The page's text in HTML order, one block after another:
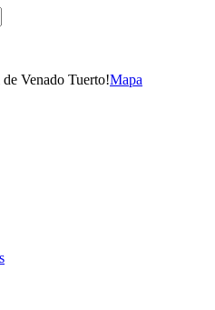
Venado Tuerto!Mapa